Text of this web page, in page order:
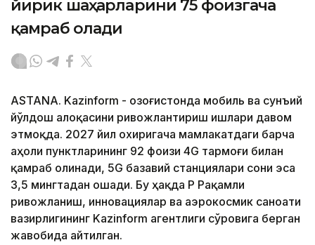
йирик шаҳарларини 75 фоизгача
қамраб олади
ASTANA. Kazinform - Қозоғистонда мобиль ва сунъий
йўлдош алоқасини ривожлантириш ишлари давом
этмоқда. 2027 йил охиригача мамлакатдаги барча
аҳоли пунктларининг 92 фоизи 4G тармоғи билан
қамраб олинади, 5G базавий станциялари сони эса
3,5 мингтадан ошади. Бу ҳақда ҚР Рақамли
ривожланиш, инновациялар ва аэрокосмик саноати
вазирлигининг Kazinform агентлиги сўровига берган
жавобида айтилган.